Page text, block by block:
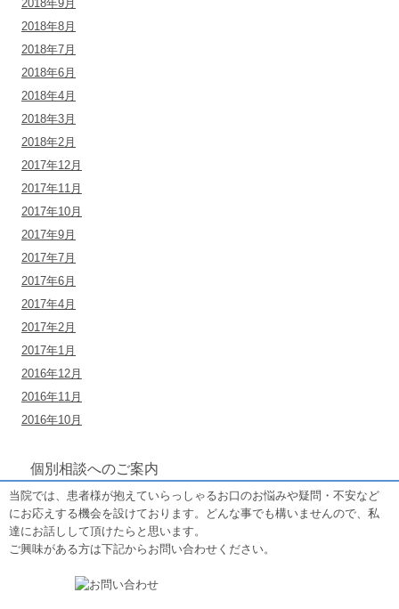
2018年9月
2018年8月
2018年7月
2018年6月
2018年4月
2018年3月
2018年2月
2017年12月
2017年11月
2017年10月
2017年9月
2017年7月
2017年6月
2017年4月
2017年2月
2017年1月
2016年12月
2016年11月
2016年10月
個別相談へのご案内
当院では、患者様が抱えていらっしゃるお口のお悩みや疑問・不安など
にお応えする機会を設けております。どんな事でも構いませんので、私
達にお話しして頂けたらと思います。
ご興味がある方は下記からお問い合わせください。